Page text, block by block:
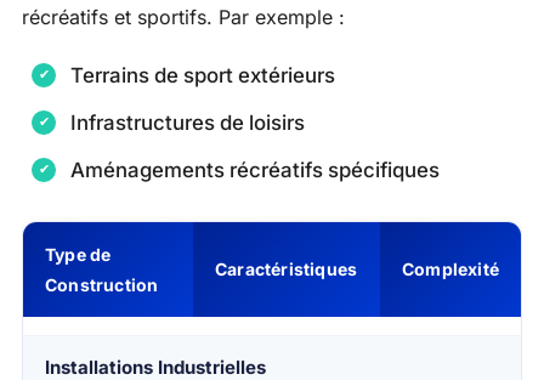
récréatifs et sportifs. Par exemple :
Terrains de sport extérieurs
Infrastructures de loisirs
Aménagements récréatifs spécifiques
Type de
Construction
Caractéristiques Complexité
Installations Industrielles